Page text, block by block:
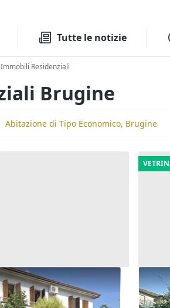
Tutte le notizie
Immobili Residenziali
Brugine
Abitazione di Tipo Economico, Brugine
cielo terra con
Asta